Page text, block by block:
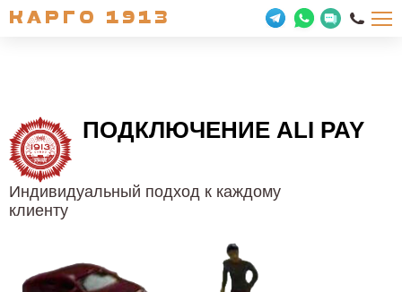
ПОДКЛЮЧЕНИЕ ALI PAY
Индивидуальный подход к каждому
клиенту
КАРГО 1913